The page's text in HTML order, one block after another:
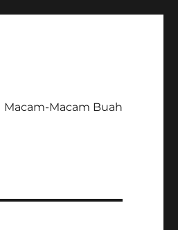
Macam-Macam Buah